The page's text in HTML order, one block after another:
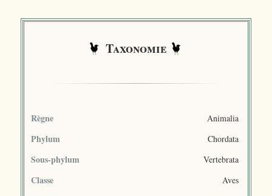
Taxonomie
Règne Animalia
Phylum Chordata
Sous-phylum Vertebrata
Classe Aves